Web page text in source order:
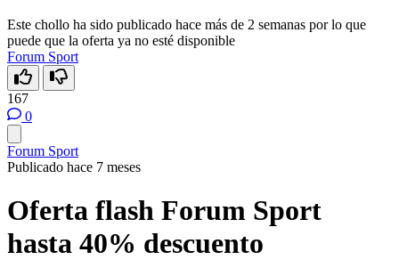
Este chollo ha sido publicado hace más de 2 semanas por lo que
puede que la oferta ya no esté disponible
Forum Sport
167
0
Forum Sport
Publicado hace 7 meses
Oferta flash Forum Sport
hasta 40% descuento